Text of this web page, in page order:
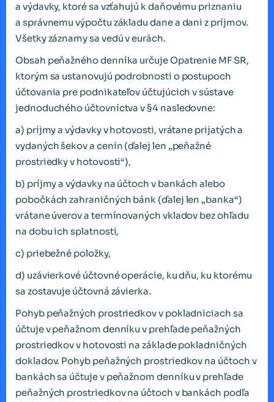
a výdavky, ktoré sa vzťahujú k daňovému priznaniu
a správnemu výpočtu základu dane a dani z príjmov.
Všetky záznamy sa vedú v eurách.
Obsah peňažného denníka určuje Opatrenie MF SR,
ktorým sa ustanovujú podrobnosti o postupoch
účtovania pre podnikateľov účtujúcich v sústave
jednoduchého účtovníctva v §4 nasledovne:
a) príjmy a výdavky v hotovosti, vrátane prijatých a
vydaných šekov a cenín (ďalej len „peňažné
prostriedky v hotovosti“),
b) príjmy a výdavky na účtoch v bankách alebo
pobočkách zahraničných bánk (ďalej len „banka“)
vrátane úverov a termínovaných vkladov bez ohľadu
na dobu ich splatnosti,
c) priebežné položky,
d) uzávierkové účtovné operácie, ku dňu, ku ktorému
sa zostavuje účtovná závierka.
Pohyb peňažných prostriedkov v pokladniciach sa
účtuje v peňažnom denníku v prehľade peňažných
prostriedkov v hotovosti na základe pokladničných
dokladov. Pohyb peňažných prostriedkov na účtoch v
bankách sa účtuje v peňažnom denníku v prehľade
peňažných prostriedkov na účtoch v bankách podľa